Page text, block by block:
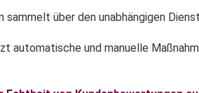
sammelt über den unabhängigen
automatische und manuelle